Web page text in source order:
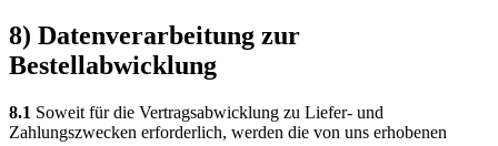
8) Datenverarbeitung zur
Bestellabwicklung
8.1 Soweit für die Vertragsabwicklung zu Liefer- und
Zahlungszwecken erforderlich, werden die von uns erhobenen